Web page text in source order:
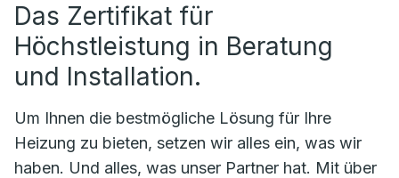
Das Zertifikat für
Höchstleistung in Beratung
und Installation.
Um Ihnen die bestmögliche Lösung für Ihre
Heizung zu bieten, setzen wir alles ein, was wir
haben. Und alles, was unser Partner hat. Mit über